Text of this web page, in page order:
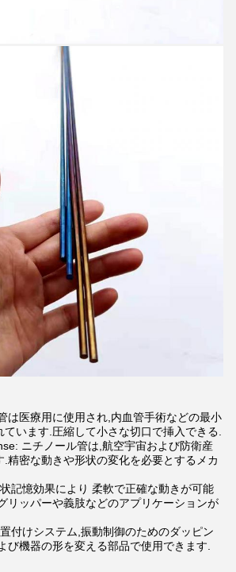
は医療用に使用され,内血管手術などの最小
います.圧縮して小さな切口で挿入できる.
ニチノール管は,航空宇宙および防衛産
精密な動きや形状の変化を必要とするメカ
記憶効果により 柔軟で正確な動きが可能
リッパーや義肢などのアプリケーションが
付けシステム,振動制御のためのダッピン
び機器の形を変える部品で使用できます.